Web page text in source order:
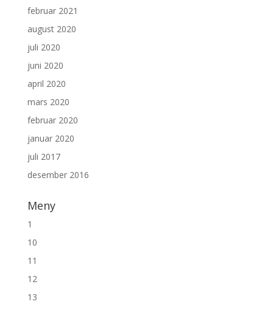
februar 2021
august 2020
juli 2020
juni 2020
april 2020
mars 2020
februar 2020
januar 2020
juli 2017
desember 2016
Meny
1
10
11
12
13